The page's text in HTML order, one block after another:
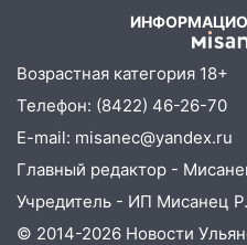
Возрастная категория 18+
Телефон: (8422) 46-26-70
E-mail: misanec@yandex.ru
Главный редактор -
Учредитель - ИП Мисанец
© 2014-2026 Новости